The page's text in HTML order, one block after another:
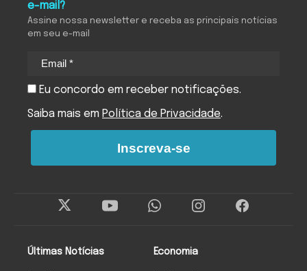
Últimas Notícias Economia
e-mail?
Assine nossa newsletter e receba as principais notícias
em seu e-mail
Eu concordo em receber notificações.
Saiba mais em Política de Privacidade.
Inscreva-se